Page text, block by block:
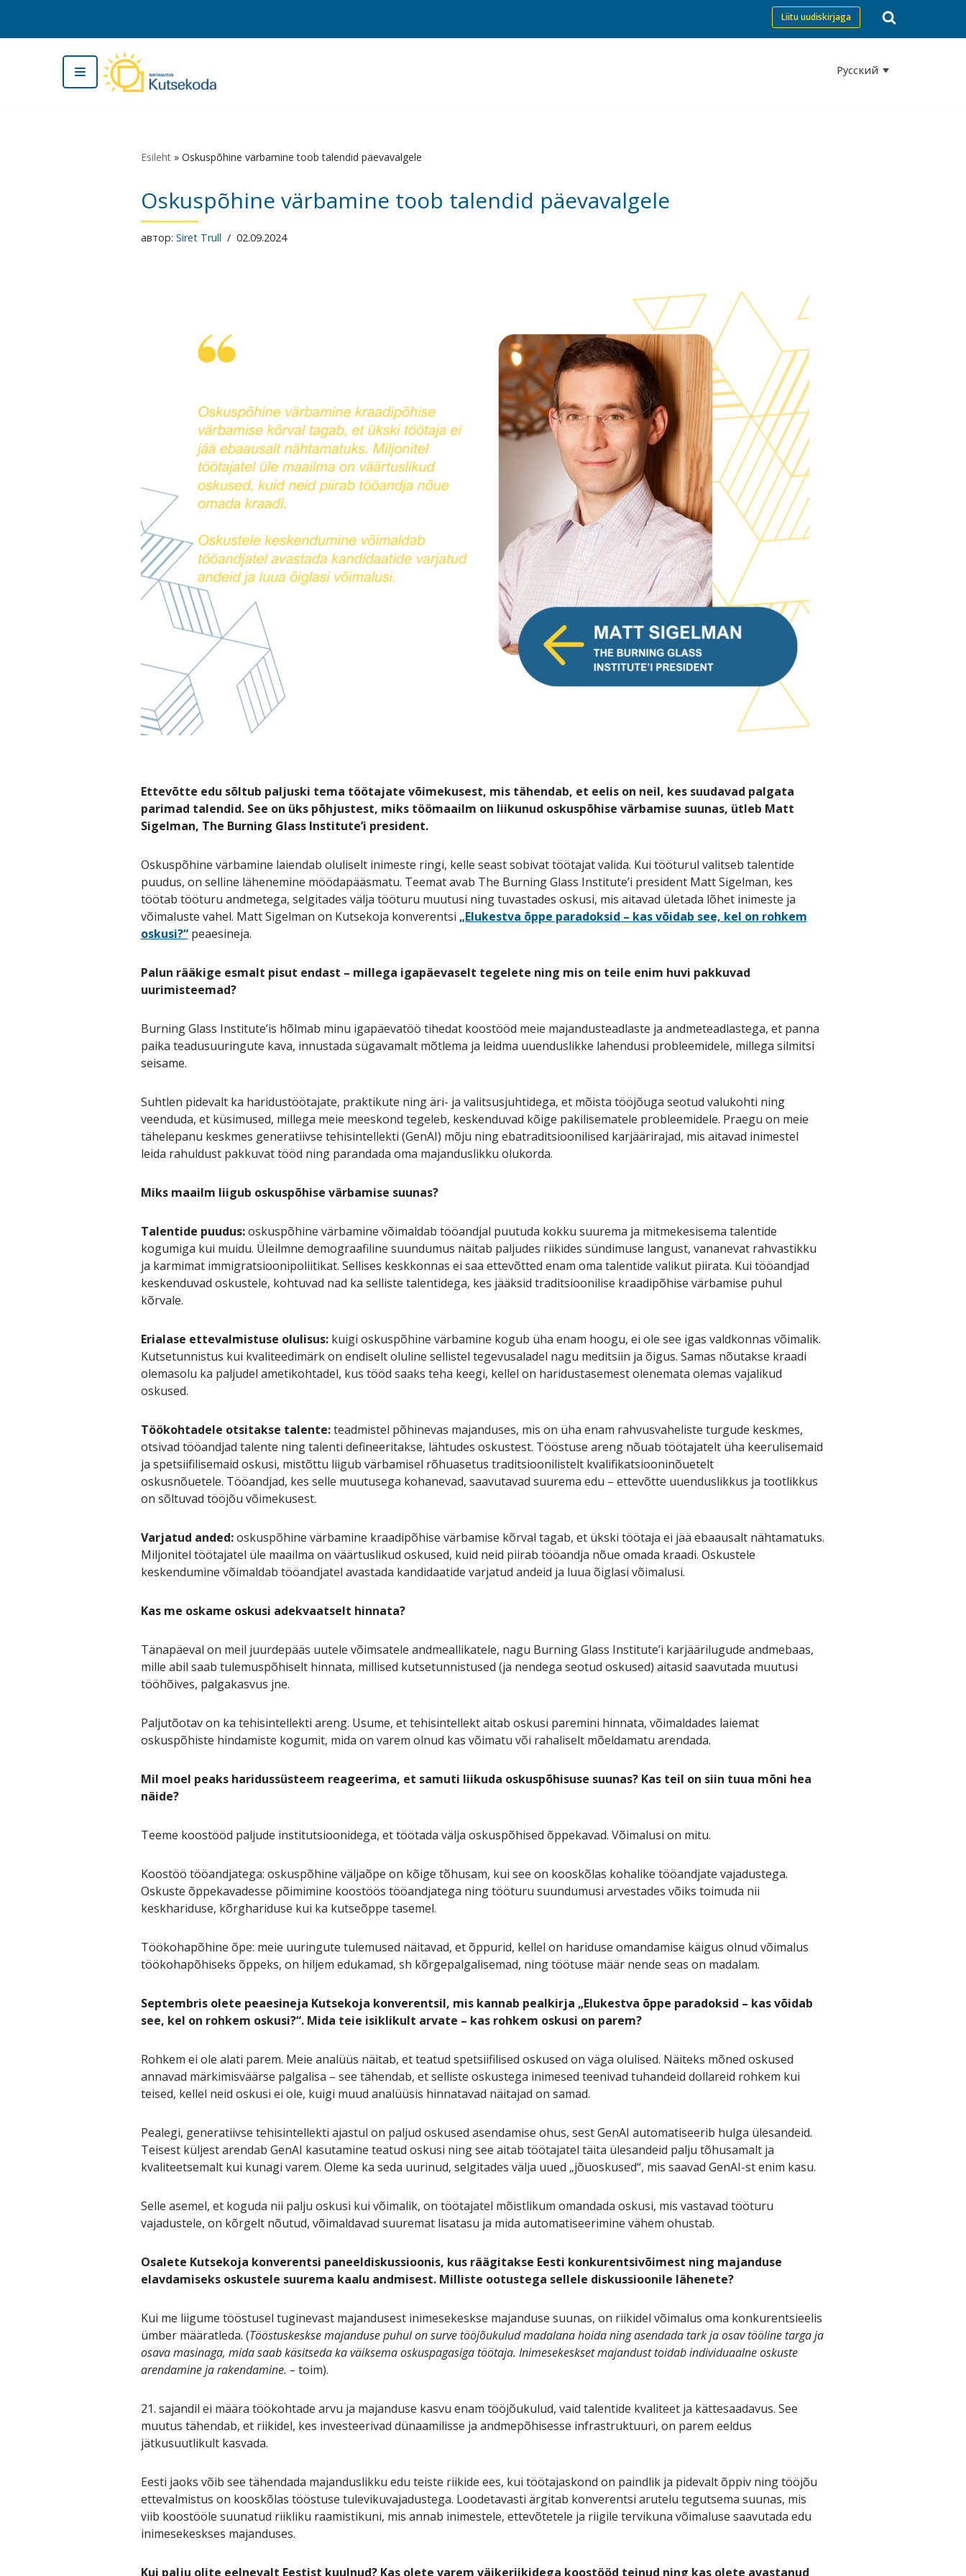
Перейти
содержимому
Liitu uudiskirjaga
Русский
Esileht» Oskuspõhine värbamine toob talendid päevavalgele
Oskuspõhine värbamine toob talendid päevavalgele
автор: Siret Trull 02.09.2024
Ettevõtte edu sõltub paljuski tema töötajate võimekusest, mis tähendab, et eelis on neil, kes suudavad palgata
parimad talendid. See on üks põhjustest, miks töömaailm on liikunud oskuspõhise värbamise suunas, ütleb Matt
Sigelman, The Burning Glass Institute’i president.
Oskuspõhine värbamine laiendab oluliselt inimeste ringi, kelle seast sobivat töötajat valida. Kui tööturul valitseb talentide
puudus, on selline lähenemine möödapääsmatu. Teemat avab The Burning Glass Institute’i president Matt Sigelman, kes
töötab tööturu andmetega, selgitades välja tööturu muutusi ning tuvastades oskusi, mis aitavad ületada lõhet inimeste ja
võimaluste vahel. Matt Sigelman on Kutsekoja konverentsi „Elukestva õppe paradoksid – kas võidab see, kel on rohkem
oskusi?“ peaesineja.
Palun rääkige esmalt pisut endast – millega igapäevaselt tegelete ning mis on teile enim huvi pakkuvad
uurimisteemad?
Burning Glass Institute’is hõlmab minu igapäevatöö tihedat koostööd meie majandusteadlaste ja andmeteadlastega, et panna
paika teadusuuringute kava, innustada sügavamalt mõtlema ja leidma uuenduslikke lahendusi probleemidele, millega silmitsi
seisame.
Suhtlen pidevalt ka haridustöötajate, praktikute ning äri- ja valitsusjuhtidega, et mõista tööjõuga seotud valukohti ning
veenduda, et küsimused, millega meie meeskond tegeleb, keskenduvad kõige pakilisematele probleemidele. Praegu on meie
tähelepanu keskmes generatiivse tehisintellekti (GenAI) mõju ning ebatraditsioonilised karjäärirajad, mis aitavad inimestel
leida rahuldust pakkuvat tööd ning parandada oma majanduslikku olukorda.
Miks maailm liigub oskuspõhise värbamise suunas?
Talentide puudus:oskuspõhine värbamine võimaldab tööandjal puutuda kokku suurema ja mitmekesisema talentide
kogumiga kui muidu. Üleilmne demograafiline suundumus näitab paljudes riikides sündimuse langust, vananevat rahvastikku
ja karmimat immigratsioonipoliitikat. Sellises keskkonnas ei saa ettevõtted enam oma talentide valikut piirata. Kui tööandjad
keskenduvad oskustele, kohtuvad nad ka selliste talentidega, kes jääksid traditsioonilise kraadipõhise värbamise puhul
kõrvale.
Erialase ettevalmistuse olulisus:kuigi oskuspõhine värbamine kogub üha enam hoogu, ei ole see igas valdkonnas võimalik.
Kutsetunnistus kui kvaliteedimärk on endiselt oluline sellistel tegevusaladel nagu meditsiin ja õigus. Samas nõutakse kraadi
olemasolu ka paljudel ametikohtadel, kus tööd saaks teha keegi, kellel on haridustasemest olenemata olemas vajalikud
oskused.
Töökohtadele otsitakse talente:teadmistel põhinevas majanduses, mis on üha enam rahvusvaheliste turgude keskmes,
otsivad tööandjad talente ning talenti defineeritakse, lähtudes oskustest. Tööstuse areng nõuab töötajatelt üha keerulisemaid
ja spetsiifilisemaid oskusi, mistõttu liigub värbamisel rõhuasetus traditsioonilistelt kvalifikatsiooninõuetelt
oskusnõuetele. Tööandjad, kes selle muutusega kohanevad, saavutavad suurema edu – ettevõtte uuenduslikkus ja tootlikkus
on sõltuvad tööjõu võimekusest.
Varjatud anded:oskuspõhine värbamine kraadipõhise värbamise kõrval tagab, et ükski töötaja ei jää ebaausalt nähtamatuks.
Miljonitel töötajatel üle maailma on väärtuslikud oskused, kuid neid piirab tööandja nõue omada kraadi. Oskustele
keskendumine võimaldab tööandjatel avastada kandidaatide varjatud andeid ja luua õiglasi võimalusi.
Kas me oskame oskusi adekvaatselt hinnata?
Tänapäeval on meil juurdepääs uutele võimsatele andmeallikatele, nagu Burning Glass Institute’i karjäärilugude andmebaas,
mille abil saab tulemuspõhiselt hinnata, millised kutsetunnistused (ja nendega seotud oskused) aitasid saavutada muutusi
tööhõives, palgakasvus jne.
Paljutõotav on ka tehisintellekti areng. Usume, et tehisintellekt aitab oskusi paremini hinnata, võimaldades laiemat
oskuspõhiste hindamiste kogumit, mida on varem olnud kas võimatu või rahaliselt mõeldamatu arendada.
Mil moel peaks haridussüsteem reageerima, et samuti liikuda oskuspõhisuse suunas? Kas teil on siin tuua mõni hea
näide?
Teeme koostööd paljude institutsioonidega, et töötada välja oskuspõhised õppekavad. Võimalusi on mitu.
Koostöö tööandjatega: oskuspõhine väljaõpe on kõige tõhusam, kui see on kooskõlas kohalike tööandjate vajadustega.
Oskuste õppekavadesse põimimine koostöös tööandjatega ning tööturu suundumusi arvestades võiks toimuda nii
keskhariduse, kõrghariduse kui ka kutseõppe tasemel.
Töökohapõhine õpe: meie uuringute tulemused näitavad, et õppurid, kellel on hariduse omandamise käigus olnud võimalus
töökohapõhiseks õppeks, on hiljem edukamad, sh kõrgepalgalisemad, ning töötuse määr nende seas on madalam.
Septembris olete peaesineja Kutsekoja konverentsil, mis kannab pealkirja „Elukestva õppe paradoksid – kas võidab
see, kel on rohkem oskusi?“. Mida teie isiklikult arvate – kas rohkem oskusi on parem?
Rohkem ei ole alati parem. Meie analüüs näitab, et teatud spetsiifilised oskused on väga olulised. Näiteks mõned oskused
annavad märkimisväärse palgalisa – see tähendab, et selliste oskustega inimesed teenivad tuhandeid dollareid rohkem kui
teised, kellel neid oskusi ei ole, kuigi muud analüüsis hinnatavad näitajad on samad.
Pealegi, generatiivse tehisintellekti ajastul on paljud oskused asendamise ohus, sest GenAI automatiseerib hulga ülesandeid.
Teisest küljest arendab GenAI kasutamine teatud oskusi ning see aitab töötajatel täita ülesandeid palju tõhusamalt ja
kvaliteetsemalt kui kunagi varem. Oleme ka seda uurinud, selgitades välja uued „jõuoskused“, mis saavad GenAI-st enim kasu.
Selle asemel, et koguda nii palju oskusi kui võimalik, on töötajatel mõistlikum omandada oskusi, mis vastavad tööturu
vajadustele, on kõrgelt nõutud, võimaldavad suuremat lisatasu ja mida automatiseerimine vähem ohustab.
Osalete Kutsekoja konverentsi paneeldiskussioonis, kus räägitakse Eesti konkurentsivõimest ning majanduse
elavdamiseks oskustele suurema kaalu andmisest. Milliste ootustega sellele diskussioonile lähenete?
Kui me liigume tööstusel tuginevast majandusest inimesekeskse majanduse suunas, on riikidel võimalus oma konkurentsieelis
ümber määratleda. (Tööstuskeskse majanduse puhul on surve tööjõukulud madalana hoida ning asendada tark ja osav tööline targa ja
osava masinaga, mida saab käsitseda ka väiksema oskuspagasiga töötaja. Inimesekeskset majandust toidab individuaalne oskuste
arendamine ja rakendamine. – toim).
21. sajandil ei määra töökohtade arvu ja majanduse kasvu enam tööjõukulud, vaid talentide kvaliteet ja kättesaadavus. See
muutus tähendab, et riikidel, kes investeerivad dünaamilisse ja andmepõhisesse infrastruktuuri, on parem eeldus
jätkusuutlikult kasvada.
Eesti jaoks võib see tähendada majanduslikku edu teiste riikide ees, kui töötajaskond on paindlik ja pidevalt õppiv ning tööjõu
ettevalmistus on kooskõlas tööstuse tulevikuvajadustega. Loodetavasti ärgitab konverentsi arutelu tegutsema suunas, mis
viib koostööle suunatud riikliku raamistikuni, mis annab inimestele, ettevõtetele ja riigile tervikuna võimaluse saavutada edu
inimesekeskses majanduses.
Kui palju olite eelnevalt Eestist kuulnud? Kas olete varem väikeriikidega koostööd teinud ning kas olete avastanud